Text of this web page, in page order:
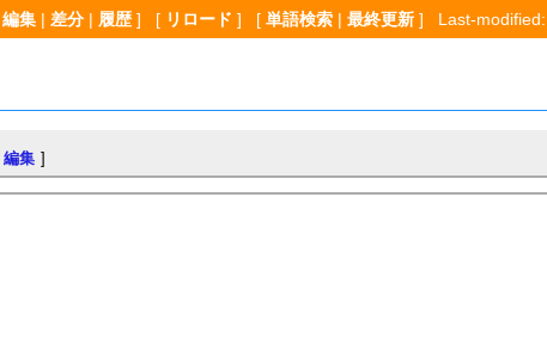
編集| 差分| 履歴] [ リロード ] [ 単語検索| 最終更新] Last-modified:
編集 ]